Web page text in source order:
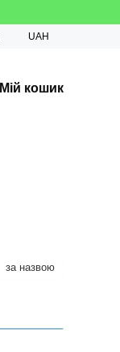
UAH
Мій кошик
за назвою